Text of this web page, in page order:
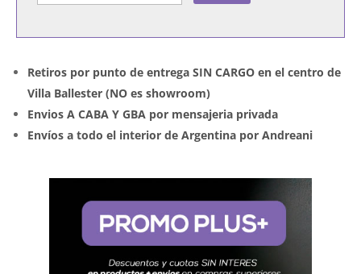
Retiros por punto de entrega SIN CARGO en el centro de
Villa Ballester (NO es showroom)
Envios A CABA Y GBA por mensajeria privada
Envíos a todo el interior de Argentina por Andreani